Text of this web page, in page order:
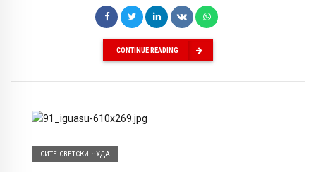
CONTINUE READING
СИТЕ СВЕТСКИ ЧУДА